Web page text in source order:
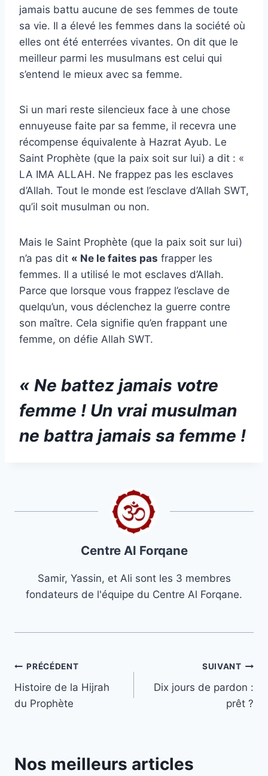
jamais battu aucune de ses femmes de toute
sa vie. Il a élevé les femmes dans la société où
elles ont été enterrées vivantes. On dit que le
meilleur parmi les musulmans est celui qui
s’entend le mieux avec sa femme.
Si un mari reste silencieux face à une chose
ennuyeuse faite par sa femme, il recevra une
récompense équivalente à Hazrat Ayub. Le
Saint Prophète (que la paix soit sur lui) a dit : «
LA IMA ALLAH. Ne frappez pas les esclaves
d’Allah. Tout le monde est l’esclave d’Allah SWT,
qu’il soit musulman ou non.
Mais le Saint Prophète (que la paix soit sur lui)
n’a pas dit « Ne le faites pas frapper les
femmes. Il a utilisé le mot esclaves d’Allah.
Parce que lorsque vous frappez l’esclave de
quelqu’un, vous déclenchez la guerre contre
son maître. Cela signifie qu’en frappant une
femme, on défie Allah SWT.
« Ne battez jamais votre
femme ! Un vrai musulman
ne battra jamais sa femme !
Centre Al Forqane
Samir, Yassin, et Ali sont les 3 membres
fondateurs de l'équipe du Centre Al Forqane.
Navigation
de
PRÉCÉDENT
Histoire de la Hijrah
du Prophète
SUIVANT
Dix jours de pardon :
prêt ?
Nos meilleurs articles